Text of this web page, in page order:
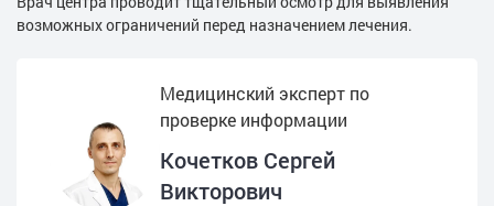
возможных ограничений перед назначением лечения.
Медицинский эксперт по
проверке информации
Кочетков Сергей
Викторович